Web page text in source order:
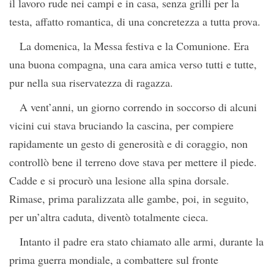
il lavoro rude nei campi e in casa, senza grilli per la
testa, affatto romantica, di una concretezza a tutta prova.
La domenica, la Messa festiva e la Comunione. Era
una buona compagna, una cara amica verso tutti e tutte,
pur nella sua riservatezza di ragazza.
A vent’anni, un giorno correndo in soccorso di alcuni
vicini cui stava bruciando la cascina, per compiere
rapidamente un gesto di generosità e di coraggio, non
controllò bene il terreno dove stava per mettere il piede.
Cadde e si procurò una lesione alla spina dorsale.
Rimase, prima paralizzata alle gambe, poi, in seguito,
per un’altra caduta, diventò totalmente cieca.
Intanto il padre era stato chiamato alle armi, durante la
prima guerra mondiale, a combattere sul fronte